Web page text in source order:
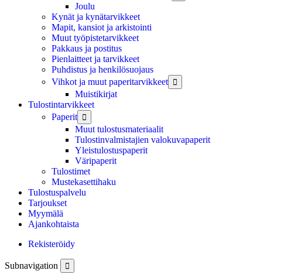
Joulu
Kynät ja kynätarvikkeet
Mapit, kansiot ja arkistointi
Muut työpistetarvikkeet
Pakkaus ja postitus
Pienlaitteet ja tarvikkeet
Puhdistus ja henkilösuojaus
Vihkot ja muut paperitarvikkeet

Muistikirjat
Tulostintarvikkeet
Paperit

Muut tulostusmateriaalit
Tulostinvalmistajien valokuvapaperit
Yleistulostuspaperit
Väripaperit
Tulostimet
Mustekasettihaku
Tulostuspalvelu
Tarjoukset
Myymälä
Ajankohtaista
Rekisteröidy
Subnavigation 